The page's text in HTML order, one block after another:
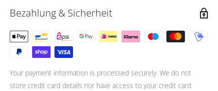
Bezahlung & Sicherheit
Your payment information is processed securely. We do not
store credit card details nor have access to your credit card